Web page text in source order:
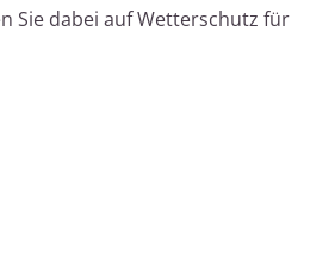
Sie dabei auf Wetterschutz für